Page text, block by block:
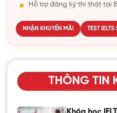
Hỗ trợ đăng ký thi thật tại
NHẬN KHUYẾN MÃI TEST IELTS
THÔNG TIN